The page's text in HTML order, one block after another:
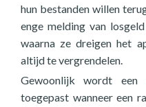
hun bestanden willen
enge melding van
waarna ze dreigen het
altijd te vergrendelen.
Gewoonlijk wordt een
toegepast wanneer een